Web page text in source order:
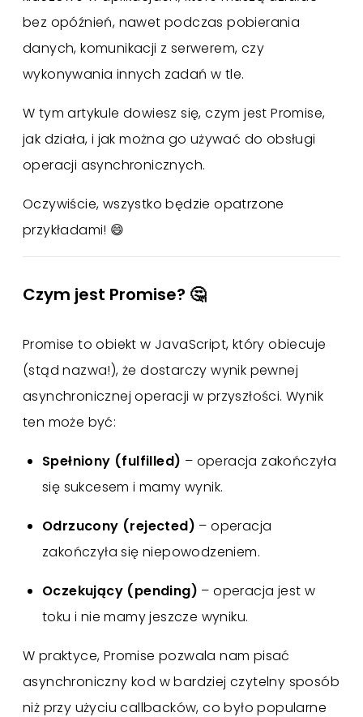
bez opóźnień, nawet podczas pobierania
danych, komunikacji z serwerem, czy
wykonywania innych zadań w tle.
W tym artykule dowiesz się, czym jest Promise,
jak działa, i jak można go używać do obsługi
operacji asynchronicznych.
Oczywiście, wszystko będzie opatrzone
przykładami! 😄
Czym jest Promise? 🤔
Promise to obiekt w JavaScript, który obiecuje
(stąd nazwa!), że dostarczy wynik pewnej
asynchronicznej operacji w przyszłości. Wynik
ten może być:
Spełniony (fulfilled) – operacja zakończyła
się sukcesem i mamy wynik.
Odrzucony (rejected) – operacja
zakończyła się niepowodzeniem.
Oczekujący (pending) – operacja jest w
toku i nie mamy jeszcze wyniku.
W praktyce, Promise pozwala nam pisać
asynchroniczny kod w bardziej czytelny sposób
niż przy użyciu callbacków, co było popularne